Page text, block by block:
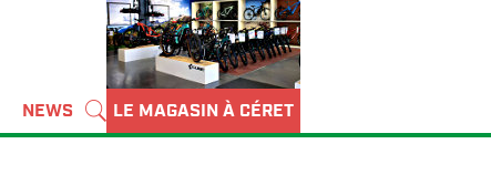
NEWS LE MAGASIN À CÉRET